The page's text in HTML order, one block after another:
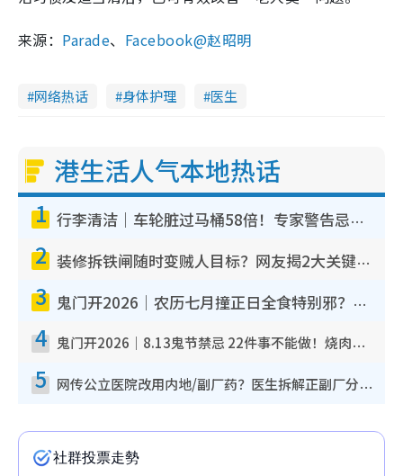
来源： Parade、 Facebook@赵昭明
网络热话 身体护理 医生
港生活人气本地热话
1 行李清洁｜车轮脏过马桶58倍！专家警告忌用酒精擦 教1招免脏手除菌
2 装修拆铁闸随时变贼人目标？网友揭2大关键用途：装新款等于白装？附新旧铁闸分别
3 鬼门开2026｜农历七月撞正日全食特别邪？专家警告切忌做一事！揭4大禁忌+2招保平安
4 鬼门开2026｜8.13鬼节禁忌 22件事不能做！烧肉、刺身要少食？半夜勿吹口哨/打给个电话
5 网传公立医院改用内地/副厂药？医生拆解正副厂分别，揭4类人换药随时出事